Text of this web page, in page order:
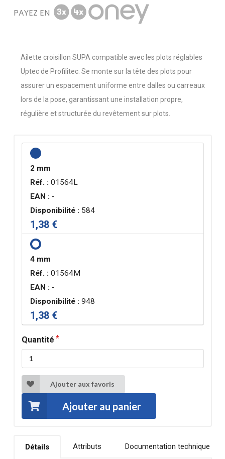
PAYEZ EN
Ailette croisillon SUPA compatible avec les plots réglables
Uptec de Profilitec. Se monte sur la tête des plots pour
assurer un espacement uniforme entre dalles ou carreaux
lors de la pose, garantissant une installation propre,
régulière et structurée du revêtement sur plots.
2 mm
Réf. : 01564L
EAN : -
Disponibilité : 584
1,38 €
4 mm
Réf. : 01564M
EAN : -
Disponibilité : 948
1,38 €
Quantité
Ajouter aux favoris
Ajouter au panier
Détails Attributs Documentation technique